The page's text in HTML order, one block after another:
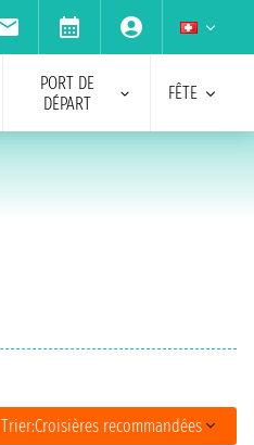
PORT DE
DÉPART
FÊTE
Trier:Croisières recommandées